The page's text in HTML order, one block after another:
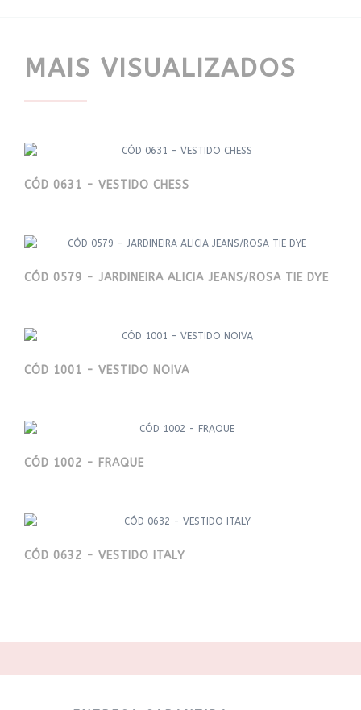
MAIS VISUALIZADOS
CÓD 0631 - VESTIDO CHESS
CÓD 0579 - JARDINEIRA ALICIA JEANS/ROSA TIE DYE
CÓD 1001 - VESTIDO NOIVA
CÓD 1002 - FRAQUE
CÓD 0632 - VESTIDO ITALY